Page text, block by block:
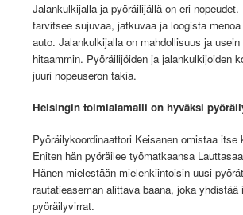
Jalankulkijalla ja pyöräilijällä on eri nopeudet.
tarvitsee sujuvaa, jatkuvaa ja loogista
auto. Jalankulkijalla on mahdollisuus ja
hitaammin. Pyöräilijöiden ja jalankulkijoiden
juuri nopeuseron takia.
Helsingin toimialamalli on hyväksi
Pyöräilykoordinaattori Keisanen omistaa itse
Eniten hän pyöräilee työmatkaansa
Hänen mielestään mielenkiintoisin uusi
rautatieaseman alittava baana, joka yhdistää
pyöräilyvirrat.